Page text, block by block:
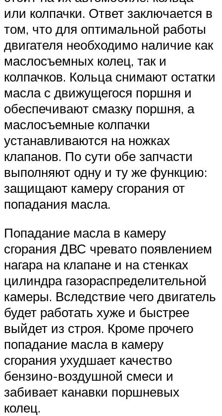
или колпачки. Ответ заключается в
том, что для оптимальной работы
двигателя необходимо наличие как
маслосъемных колец, так и
колпачков. Кольца снимают остатки
масла с движущегося поршня и
обеспечивают смазку поршня, а
маслосъемные колпачки
устанавливаются на ножках
клапанов. По сути обе запчасти
выполняют одну и ту же функцию:
защищают камеру сгорания от
попадания масла.
Попадание масла в камеру
сгорания ДВС чревато появлением
нагара на клапане и на стенках
цилиндра газораспределительной
камеры. Вследствие чего двигатель
будет работать хуже и быстрее
выйдет из строя. Кроме прочего
попадание масла в камеру
сгорания ухудшает качество
бензино-воздушной смеси и
забивает канавки поршневых
колец.